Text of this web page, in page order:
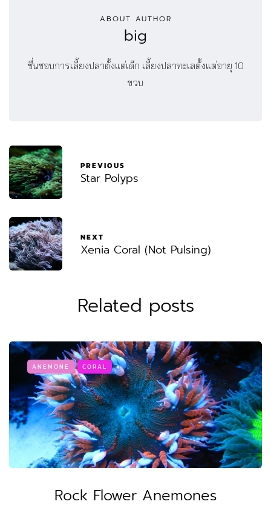
ABOUT AUTHOR
big
ชื่นชอบการเลี้ยงปลาตั้งแต่เด็ก เลี้ยงปลาทะเลตั้งแต่อายุ 10
ขวบ
PREVIOUS
Star Polyps
NEXT
Xenia Coral (Not Pulsing)
Related posts
ANEMONE CORAL
Rock Flower Anemones